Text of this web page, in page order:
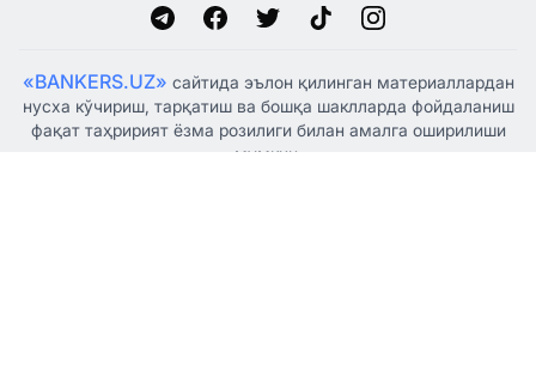
«BANKERS.UZ» сайтида эълон қилинган материаллардан
нусха кўчириш, тарқатиш ва бошқа шаклларда фойдаланиш
фақат таҳририят ёзма розилиги билан амалга оширилиши
мумкин.